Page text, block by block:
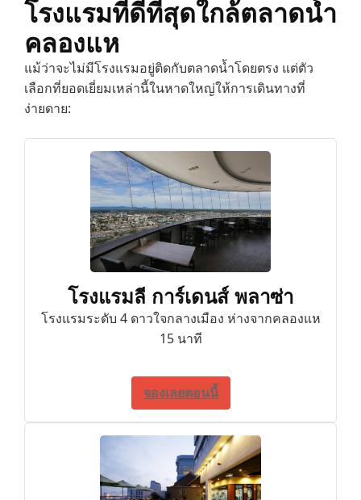
โรงแรมที่ดีที่สุดใกล้ตลาดน้ำ
คลองแห
แม้ว่าจะไม่มีโรงแรมอยู่ติดกับตลาดน้ำโดยตรง แต่ตัว
เลือกที่ยอดเยี่ยมเหล่านี้ในหาดใหญ่ให้การเดินทางที่
ง่ายดาย:
โรงแรมลี การ์เดนส์ พลาซ่า
โรงแรมระดับ 4 ดาวใจกลางเมือง ห่างจากคลองแห
15 นาที
จองเลยตอนนี้